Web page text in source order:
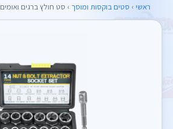
ראשי › סטים בוקסות ומוסך › סט חולץ ברגים ואומים scorpion (מבצע ינואר)